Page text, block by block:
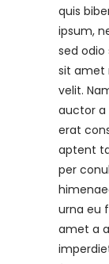
quis
ipsum,
sed
sit amet
velit.
auctor a
erat
aptent
per
urna eu
amet a